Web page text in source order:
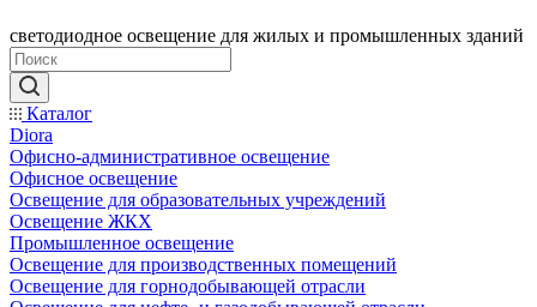
светодиодное освещение для жилых и промышленных зданий
Каталог
Diora
Офисно-административное освещение
Офисное освещение
Освещение для образовательных учреждений
Освещение ЖКХ
Промышленное освещение
Освещение для производственных помещений
Освещение для горнодобывающей отрасли